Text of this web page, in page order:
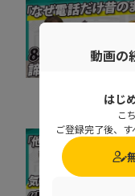
動画の
はじ
こ
ご登録完了後、